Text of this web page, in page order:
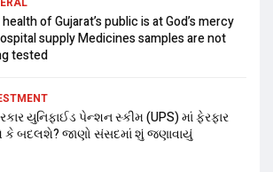
of Gujarat’s public is at God’s mercy
supply Medicines samples are not
tested
યુનિફાઈડ પેન્શન સ્કીમ (UPS) માં ફેરફાર
કે બદલશે? જાણો સંસદમાં શું જણાવાયું